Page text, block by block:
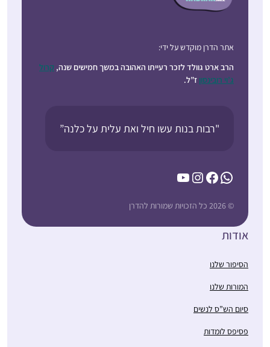
אתר הדרן מוקדש על ידי:
הרב ארט גוולד לזכר רעייתו האהובה במשך חמישים שנה, קרול
ג’וי רובינסון ז”ל.
"רבות בנות עשו חיל ואת עלית על כלנה”
WhatsApp
Facebook
Instagram
YouTube
© 2026 כל הזכויות שמורות להדרן
אודות
הסיפור שלנו
המורות שלנו
סיום הש”ס לנשים
פסיפס לומדות